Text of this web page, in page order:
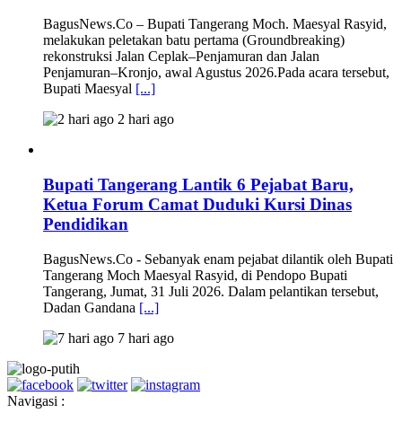
BagusNews.Co – Bupati Tangerang Moch. Maesyal Rasyid,
melakukan peletakan batu pertama (Groundbreaking)
rekonstruksi Jalan Ceplak–Penjamuran dan Jalan
Penjamuran–Kronjo, awal Agustus 2026.Pada acara tersebut,
Bupati Maesyal [...]
2 hari ago
Bupati Tangerang Lantik 6 Pejabat Baru,
Ketua Forum Camat Duduki Kursi Dinas
Pendidikan
BagusNews.Co - Sebanyak enam pejabat dilantik oleh Bupati
Tangerang Moch Maesyal Rasyid, di Pendopo Bupati
Tangerang, Jumat, 31 Juli 2026. Dalam pelantikan tersebut,
Dadan Gandana [...]
7 hari ago
Navigasi :